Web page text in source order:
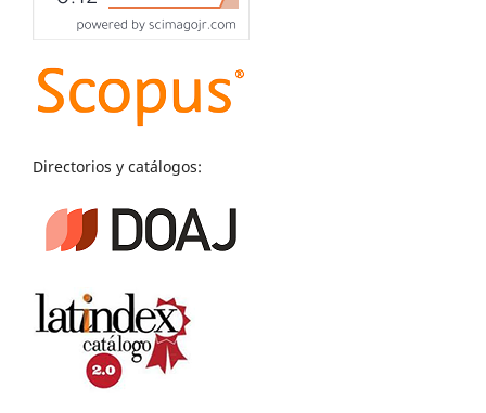
Directorios y catálogos: